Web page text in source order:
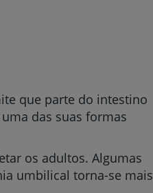
que parte do intestino
das suas formas
os adultos. Algumas
umbilical torna-se mais